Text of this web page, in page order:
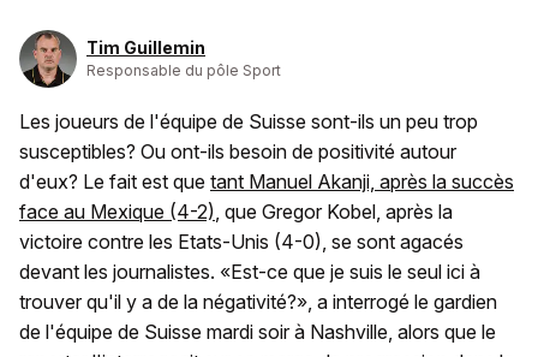
Tim Guillemin
Responsable du pôle Sport
Les joueurs de l'équipe de Suisse sont-ils un peu trop
susceptibles? Ou ont-ils besoin de positivité autour
d'eux? Le fait est que tant Manuel Akanji, après la succès
face au Mexique (4-2), que Gregor Kobel, après la
victoire contre les Etats-Unis (4-0), se sont agacés
devant les journalistes. «Est-ce que je suis le seul ici à
trouver qu'il y a de la négativité?», a interrogé le gardien
de l'équipe de Suisse mardi soir à Nashville, alors que le